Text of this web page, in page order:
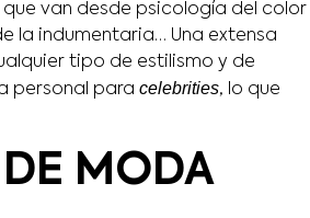
van desde psicología del color
la indumentaria… Una extensa
tipo de estilismo y de
personal para celebrities, lo que
DE MODA